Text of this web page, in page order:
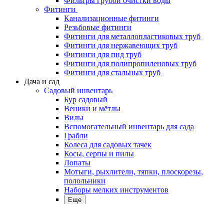
Фитинги
Канализационные фитинги
Резьбовые фитинги
Фитинги для металлопластиковых труб
Фитинги для нержавеющих труб
Фитинги для пнд труб
Фитинги для полипропиленовых труб
Фитинги для стальных труб
Дача и сад
Садовый инвентарь
Бур садовый
Веники и мётлы
Вилы
Вспомогательный инвентарь для сада
Грабли
Колеса для садовых тачек
Косы, серпы и пилы
Лопаты
Мотыги, рыхлители, тяпки, плоскорезы,
полольники
Наборы мелких инструментов
Еще